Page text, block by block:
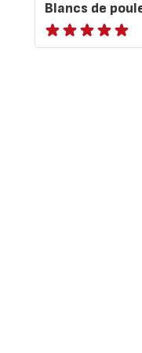
Blancs de
ratings.NaN